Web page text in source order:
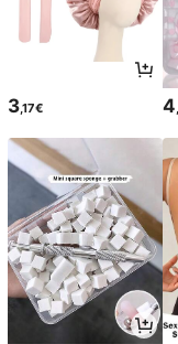
3,17€ 4